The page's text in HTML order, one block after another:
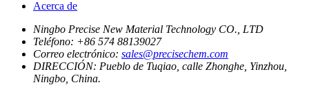
Acerca de
Ningbo Precise New Material Technology CO., LTD
Teléfono: +86 574 88139027
Correo electrónico: sales@precisechem.com
DIRECCIÓN: Pueblo de Tuqiao, calle Zhonghe, Yinzhou,
Ningbo, China.